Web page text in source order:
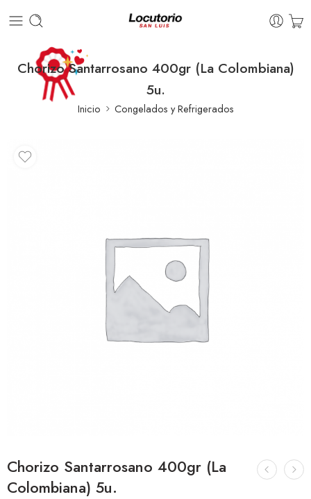
Chorizo Santarrosano 400gr (La Colombiana)
5u.
Inicio Congelados y Refrigerados
Chorizo Santarrosano 400gr (La
Colombiana) 5u.